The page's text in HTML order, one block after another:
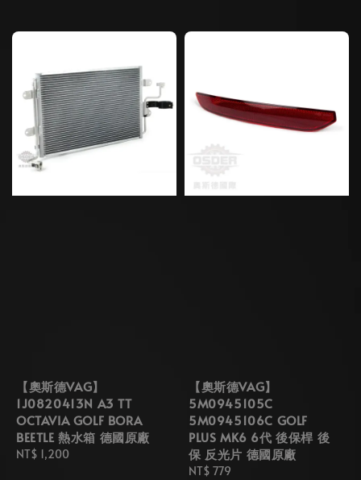
【奧斯德VAG】
1J0820413N A3 TT
OCTAVIA GOLF BORA
BEETLE 熱水箱 德國原廠
Regular
NT$ 1,200
【奧斯德VAG】
5M0945105C
5M0945106C GOLF
PLUS MK6 6代 後保桿 後
保 反光片 德國原廠
Regular
NT$ 779